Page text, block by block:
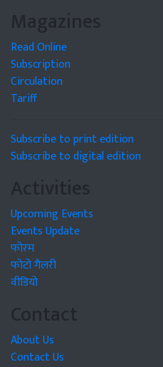
Magazines
Read Online
Subscription
Circulation
Tariff
Subscribe to print edition
Subscribe to digital edition
Activities
Upcoming Events
Events Update
फोरम
फोटो गैलरी
वीडियो
Contact
About Us
Contact Us